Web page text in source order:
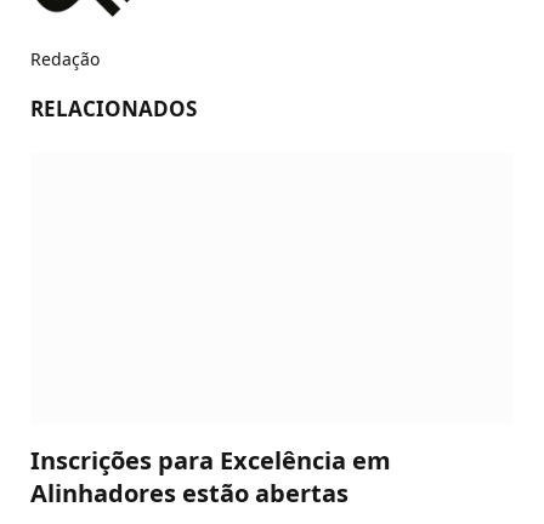
Redação
RELACIONADOS
Inscrições para Excelência em
Alinhadores estão abertas